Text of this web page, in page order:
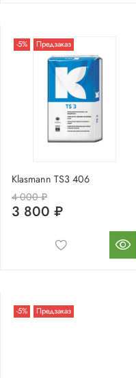
-5% Предзаказ
Klasmann TS3 406
4 000 ₽
3 800 ₽
-5% Предзаказ